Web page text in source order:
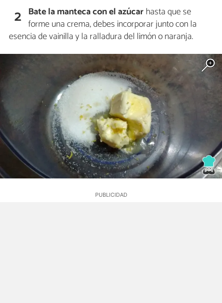
2 Bate la manteca con el azúcarhasta que se
forme una crema, debes incorporar junto con la
esencia de vainilla y la ralladura del limón o naranja.